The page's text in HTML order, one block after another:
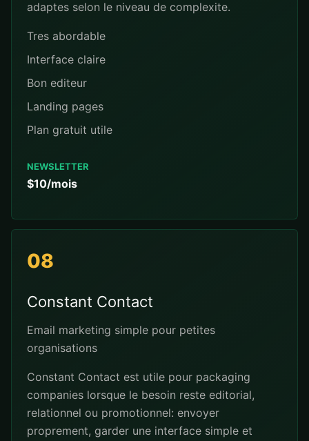
adaptes selon le niveau de complexite.
Tres abordable
Interface claire
Bon editeur
Landing pages
Plan gratuit utile
NEWSLETTER
$10/mois
08
Constant Contact
Email marketing simple pour petites
organisations
Constant Contact est utile pour packaging
companies lorsque le besoin reste editorial,
relationnel ou promotionnel: envoyer
proprement, garder une interface simple et